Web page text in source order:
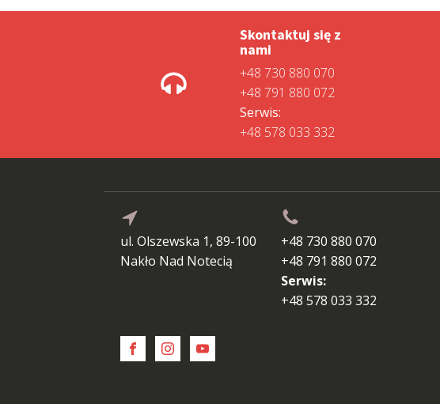
Skontaktuj się z
nami
+48 730 880 070
+48 791 880 072
Serwis:
+48 578 033 332
ul. Olszewska 1, 89-100
Nakło Nad Notecią
+48 730 880 070
+48 791 880 072
Serwis:
+48 578 033 332